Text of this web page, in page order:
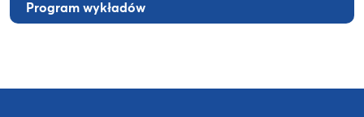
Program wykładów